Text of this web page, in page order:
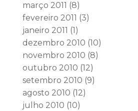
março 2011 (8)
fevereiro 2011 (3)
janeiro 2011 (1)
dezembro 2010 (10)
novembro 2010 (8)
outubro 2010 (12)
setembro 2010 (9)
agosto 2010 (12)
julho 2010 (10)